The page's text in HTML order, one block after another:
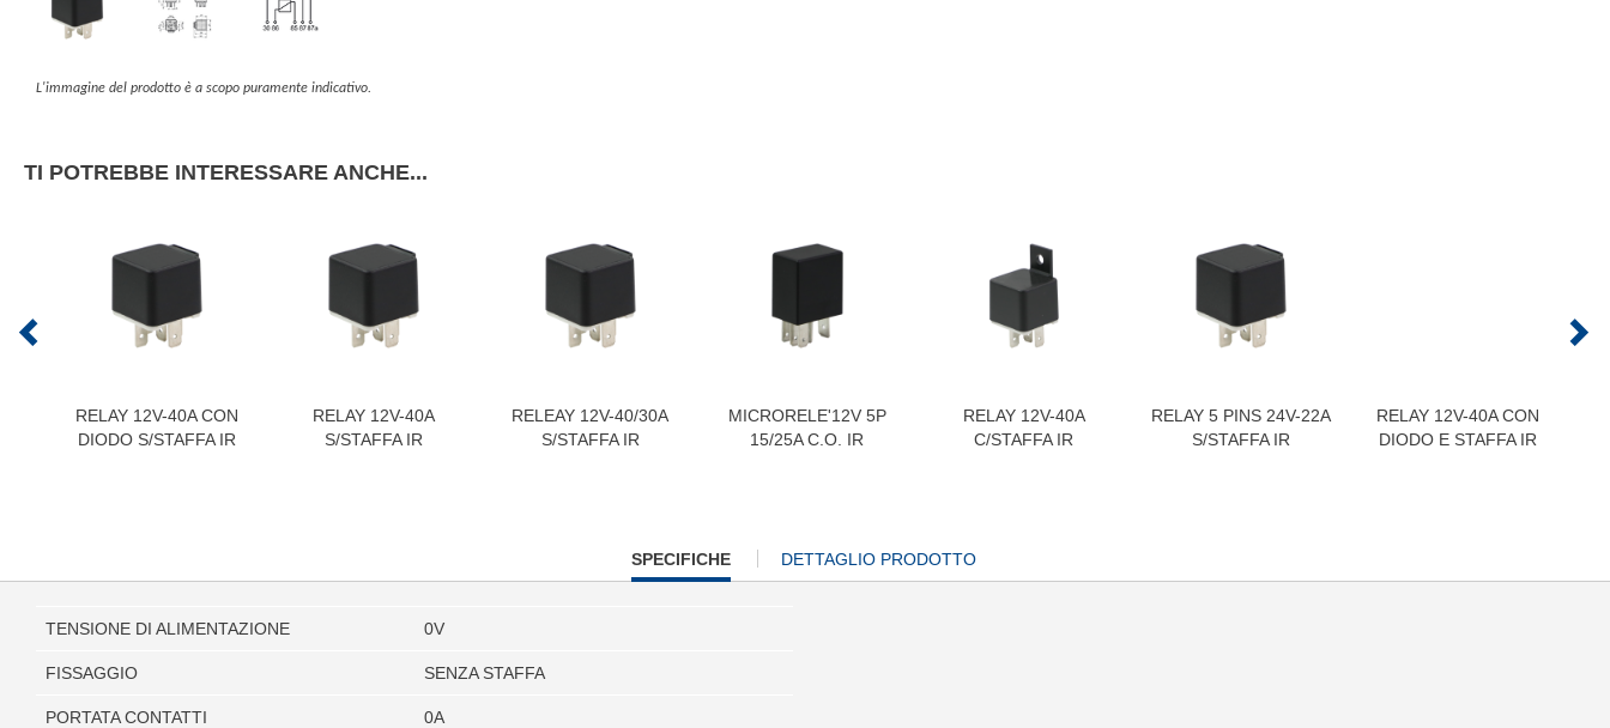
L'immagine del prodotto è a scopo puramente indicativo.
TI POTREBBE INTERESSARE ANCHE...
RELAY 12V-40A CON
DIODO S/STAFFA IR
RELAY 12V-40A
S/STAFFA IR
RELEAY 12V-40/30A
S/STAFFA IR
MICRORELE'12V 5P
15/25A C.O. IR
RELAY 12V-40A
C/STAFFA IR
RELAY 5 PINS 24V-22A
S/STAFFA IR
RELAY 12V-40A CON
DIODO E STAFFA IR
CURRENT
TAB:
SPECIFICHE DETTAGLIO PRODOTTO
TENSIONE DI ALIMENTAZIONE 0V
FISSAGGIO SENZA STAFFA
PORTATA CONTATTI 0A